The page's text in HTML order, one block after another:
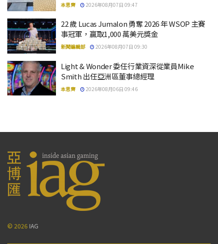
本思齊 2026年08月07日 09:47
22 歲 Lucas Jumalon 勇奪 2026 年 WSOP 主賽
事冠軍，贏取1,000 萬美元獎金
新聞編輯部 2026年08月07日 09:30
Light & Wonder 委任行業資深從業員Mike
Smith 出任亞洲區董事總經理
本思齊 2026年08月06日 09:46
© 2026 IAG